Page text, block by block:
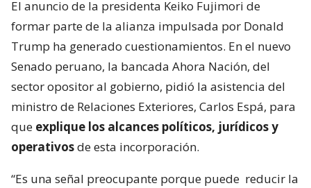
El anuncio de la presidenta Keiko Fujimori de
formar parte de la alianza impulsada por Donald
Trump ha generado cuestionamientos. En el nuevo
Senado peruano, la bancada Ahora Nación, del
sector opositor al gobierno, pidió la asistencia del
ministro de Relaciones Exteriores, Carlos Espá, para
que explique los alcances políticos, jurídicos y
operativosde esta incorporación.
“Es una señal preocupante porque puede reducir la